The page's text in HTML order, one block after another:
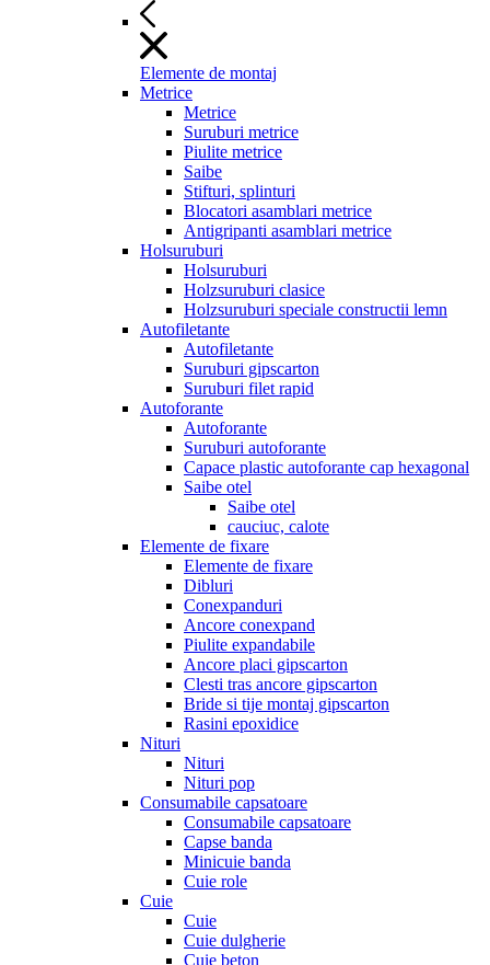
Elemente de montaj
Metrice
Metrice
Suruburi metrice
Piulite metrice
Saibe
Stifturi, splinturi
Blocatori asamblari metrice
Antigripanti asamblari metrice
Holsuruburi
Holsuruburi
Holzsuruburi clasice
Holzsuruburi speciale constructii lemn
Autofiletante
Autofiletante
Suruburi gipscarton
Suruburi filet rapid
Autoforante
Autoforante
Suruburi autoforante
Capace plastic autoforante cap hexagonal
Saibe otel
Saibe otel
cauciuc, calote
Elemente de fixare
Elemente de fixare
Dibluri
Conexpanduri
Ancore conexpand
Piulite expandabile
Ancore placi gipscarton
Clesti tras ancore gipscarton
Bride si tije montaj gipscarton
Rasini epoxidice
Nituri
Nituri
Nituri pop
Consumabile capsatoare
Consumabile capsatoare
Capse banda
Minicuie banda
Cuie role
Cuie
Cuie
Cuie dulgherie
Cuie beton